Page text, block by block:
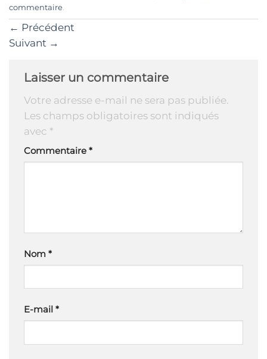
commentaire
← Précédent
Suivant →
Laisser un commentaire
Votre adresse e-mail ne sera pas publiée.
Les champs obligatoires sont indiqués
avec *
Commentaire *
Nom *
E-mail *